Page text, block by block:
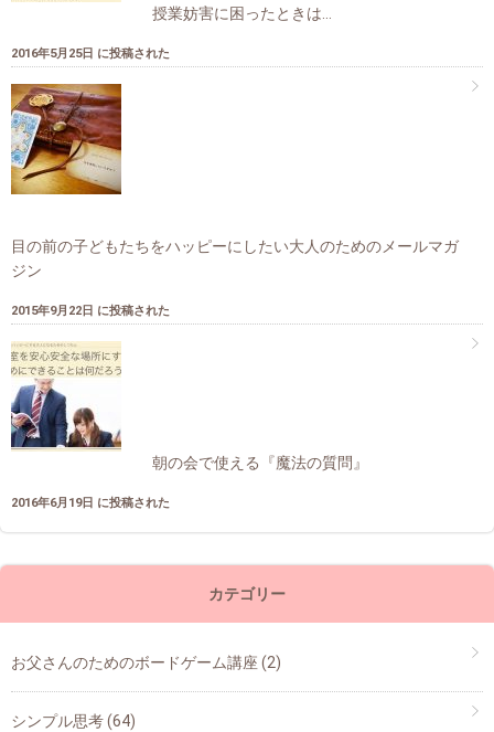
授業妨害に困ったときは…
2016年5月25日 に投稿された
目の前の子どもたちをハッピーにしたい大人のためのメールマガ
ジン
2015年9月22日 に投稿された
朝の会で使える『魔法の質問』
2016年6月19日 に投稿された
カテゴリー
お父さんのためのボードゲーム講座 (2)
シンプル思考(64)